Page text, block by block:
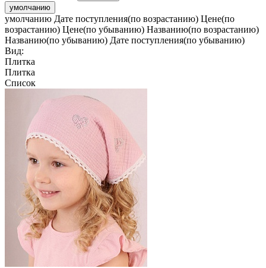
умолчанию
умолчанию Дате поступления(по возрастанию) Цене(по
возрастанию) Цене(по убыванию) Названию(по возрастанию)
Названию(по убыванию) Дате поступления(по убыванию)
Вид:
Плитка
Плитка
Список